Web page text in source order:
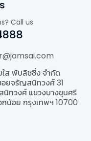
Call us
ส พับลิชชิ่ง จำกัด
ยจรัญสนิทวงศ์ 31
ทวงศ์ แขวงบางขุนศรี
กน้อย กรุงเทพฯ 10700